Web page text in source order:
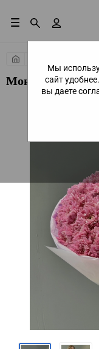
Мы
сайт
вы даете
Моно из